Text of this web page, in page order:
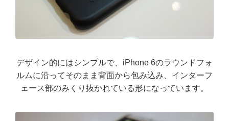
デザイン的にはシンプルで、iPhone 6のラウンドフォ
ルムに沿ってそのまま背面から包み込み、インターフ
ェース部のみくり抜かれている形になっています。